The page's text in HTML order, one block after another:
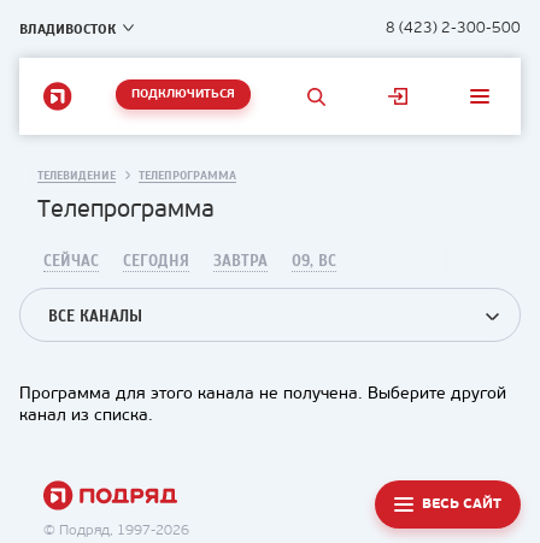
ВЛАДИВОСТОК 8 (423) 2-300-500
ПОДКЛЮЧИТЬСЯ
ТЕЛЕВИДЕНИЕ ТЕЛЕПРОГРАММА
Телепрограмма
СЕЙЧАС СЕГОДНЯ ЗАВТРА 09, ВС
ВСЕ КАНАЛЫ
Программа для этого канала не получена. Выберите другой
канал из списка.
© Подряд, 1997-2026
ВЕСЬ САЙТ